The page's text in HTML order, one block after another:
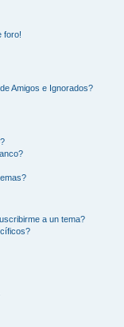
foro!
Amigos e Ignorados?
a un tema?